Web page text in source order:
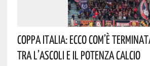
Coppa Italia: Ecco Com’è
Tra L’Ascoli E Il Potenza Calcio